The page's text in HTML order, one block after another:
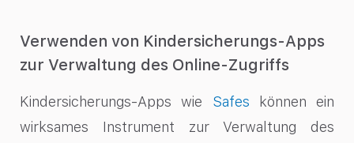
Verwenden von Kindersicherungs-Apps
zur Verwaltung des Online-Zugriffs
Kindersicherungs-Apps wie Safes können ein
wirksames Instrument zur Verwaltung des